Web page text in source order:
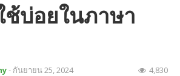
ช้บ่อยในภาษา
- กันยายน 25, 2024 4,830